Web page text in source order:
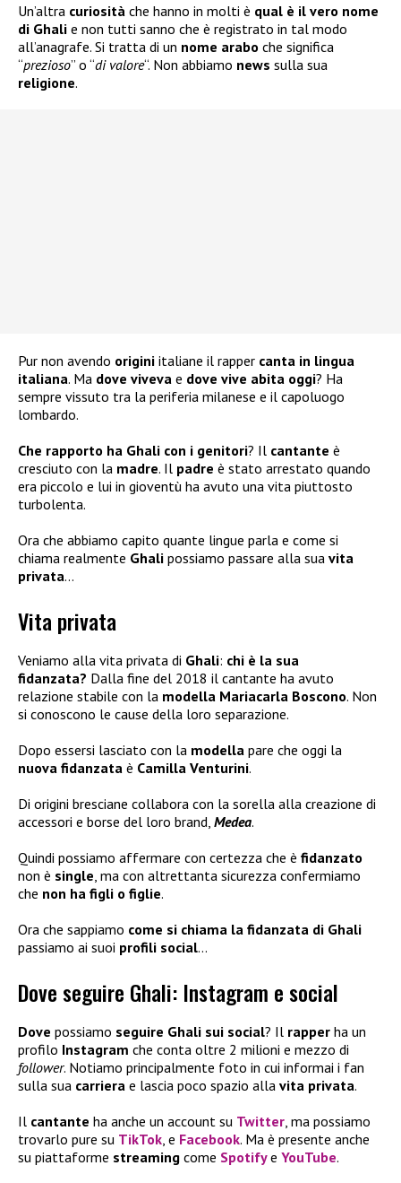
Un’altra curiosità che hanno in molti è qual è il vero nome
di Ghali e non tutti sanno che è registrato in tal modo
all’anagrafe. Si tratta di un nome arabo che significa
“prezioso” o “di valore“. Non abbiamo news sulla sua
religione.
Pur non avendo origini italiane il rapper canta in lingua
italiana. Ma dove viveva e dove vive abita oggi? Ha
sempre vissuto tra la periferia milanese e il capoluogo
lombardo.
Che rapporto ha Ghali con i genitori? Il cantante è
cresciuto con la madre. Il padre è stato arrestato quando
era piccolo e lui in gioventù ha avuto una vita piuttosto
turbolenta.
Ora che abbiamo capito quante lingue parla e come si
chiama realmente Ghali possiamo passare alla sua vita
privata…
Vita privata
Veniamo alla vita privata di Ghali: chi è la sua
fidanzata? Dalla fine del 2018 il cantante ha avuto
relazione stabile con la modella Mariacarla Boscono. Non
si conoscono le cause della loro separazione.
Dopo essersi lasciato con la modella pare che oggi la
nuova fidanzata è Camilla Venturini.
Di origini bresciane collabora con la sorella alla creazione di
accessori e borse del loro brand, Medea.
Quindi possiamo affermare con certezza che è fidanzato
non è single, ma con altrettanta sicurezza confermiamo
che non ha figli o figlie.
Ora che sappiamo come si chiama la fidanzata di Ghali
passiamo ai suoi profili social…
Dove seguire Ghali: Instagram e social
Dove possiamo seguire Ghali sui social? Il rapper ha un
profilo Instagram che conta oltre 2 milioni e mezzo di
follower. Notiamo principalmente foto in cui informai i fan
sulla sua carriera e lascia poco spazio alla vita privata.
Il cantante ha anche un account su Twitter, ma possiamo
trovarlo pure su TikTok, e Facebook. Ma è presente anche
su piattaforme streaming come Spotifye YouTube.